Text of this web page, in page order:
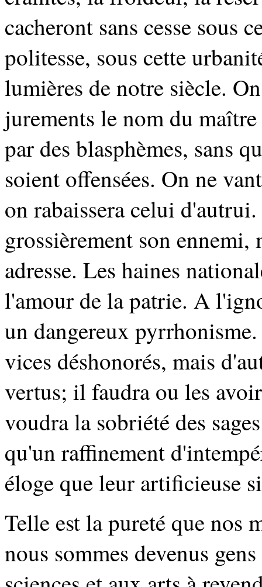
cacheront sans cesse sous
politesse, sous cette
lumières de notre siècle.
jurements le nom du
par des blasphèmes, sans
soient offensées. On ne
on rabaissera celui
grossièrement son
adresse. Les haines
l'amour de la patrie. A
un dangereux
vices déshonorés, mais
vertus; il faudra ou les
voudra la sobriété des
qu'un raffinement
éloge que leur artificieuse
Telle est la pureté que nos
nous sommes devenus